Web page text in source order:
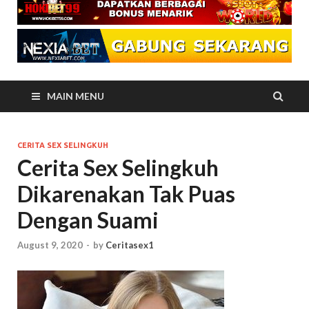
MAIN MENU
CERITA SEX SELINGKUH
Cerita Sex Selingkuh
Dikarenakan Tak Puas
Dengan Suami
August 9, 2020 - by Ceritasex1